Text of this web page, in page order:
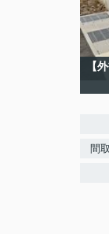
【
間